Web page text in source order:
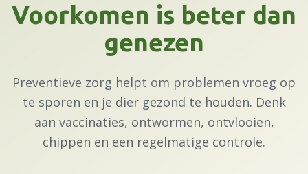
Voorkomen is beter dan
genezen
Preventieve zorg helpt om problemen vroeg op
te sporen en je dier gezond te houden. Denk
aan vaccinaties, ontwormen, ontvlooien,
chippen en een regelmatige controle.